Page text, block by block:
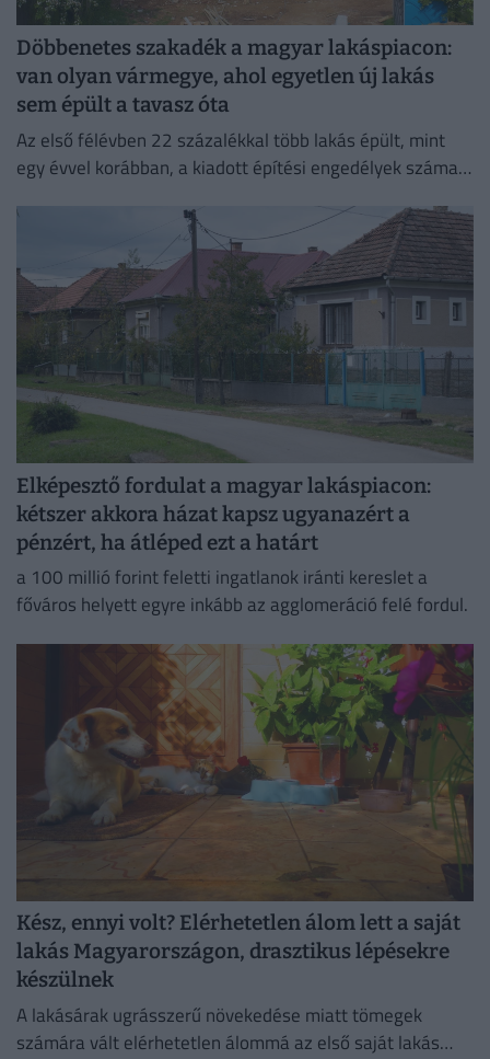
Döbbenetes szakadék a magyar lakáspiacon:
van olyan vármegye, ahol egyetlen új lakás
sem épült a tavasz óta
Az első félévben 22 százalékkal több lakás épült, mint
egy évvel korábban, a kiadott építési engedélyek száma
Elképesztő fordulat a magyar lakáspiacon:
kétszer akkora házat kapsz ugyanazért a
pénzért, ha átléped ezt a határt
a 100 millió forint feletti ingatlanok iránti kereslet a
főváros helyett egyre inkább az agglomeráció felé fordul.
Kész, ennyi volt? Elérhetetlen álom lett a saját
lakás Magyarországon, drasztikus lépésekre
készülnek
A lakásárak ugrásszerű növekedése miatt tömegek
számára vált elérhetetlen álommá az első saját lakás